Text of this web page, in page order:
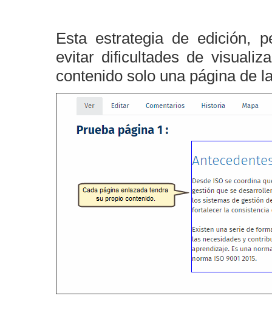
Esta estrategia de edición,
evitar dificultades de
contenido solo una página de